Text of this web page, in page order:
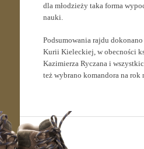
dla młodzieży taka forma
nauki.
Podsumowania rajdu
Kurii Kieleckiej, w obecności
Kazimierza Ryczana i
też wybrano komandora na rok